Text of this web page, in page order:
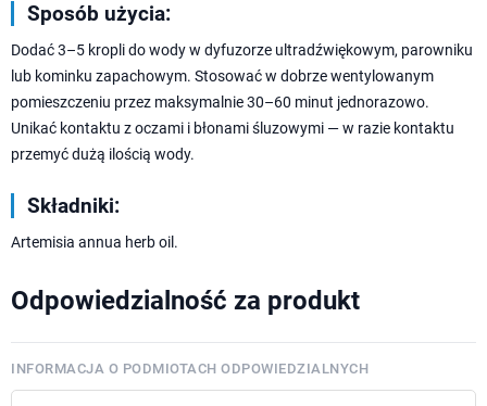
Sposób użycia:
Dodać 3–5 kropli do wody w dyfuzorze ultradźwiękowym, parowniku
lub kominku zapachowym. Stosować w dobrze wentylowanym
pomieszczeniu przez maksymalnie 30–60 minut jednorazowo.
Unikać kontaktu z oczami i błonami śluzowymi — w razie kontaktu
przemyć dużą ilością wody.
Składniki:
Artemisia annua herb oil.
Odpowiedzialność za produkt
INFORMACJA O PODMIOTACH ODPOWIEDZIALNYCH